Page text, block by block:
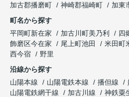
加古郡播磨町
神崎郡福崎町 加東
町名から探す
平岡町新在家
加古川町美乃利
四
飾磨区今在家
尾上町池田 米田町
西今宿
野里
沿線から探す
山陽本線
山陽電鉄本線 播但線
山陽電鉄網干線
加古川線 神鉄粟